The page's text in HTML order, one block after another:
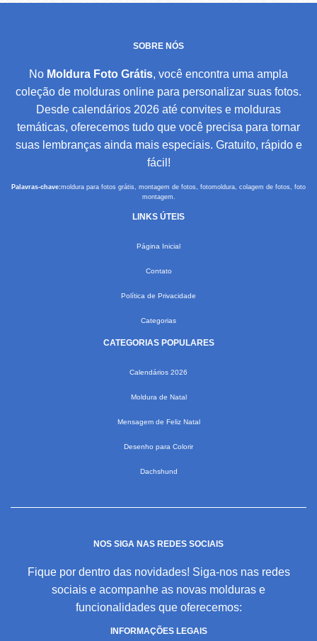
SOBRE NÓS
No Moldura Foto Grátis, você encontra uma ampla
coleção de molduras online para personalizar suas fotos.
Desde calendários 2026 até convites e molduras
temáticas, oferecemos tudo que você precisa para tornar
suas lembranças ainda mais especiais. Gratuito, rápido e
fácil!
Palavras-chave:moldura para fotos grátis, montagem de fotos, fotomoldura, colagem de fotos, foto
montagem.
LINKS ÚTEIS
Página Inicial
Contato
Política de Privacidade
Categorias
CATEGORIAS POPULARES
Calendários 2026
Moldura de Natal
Mensagem de Feliz Natal
Desenho para Colorir
Dachshund
NOS SIGA NAS REDES SOCIAIS
Fique por dentro das novidades! Siga-nos nas redes
sociais e acompanhe as novas molduras e
funcionalidades que oferecemos:
INFORMAÇÕES LEGAIS